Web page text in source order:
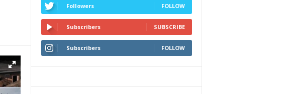
Followers FOLLOW
Subscribers SUBSCRIBE
Subscribers FOLLOW